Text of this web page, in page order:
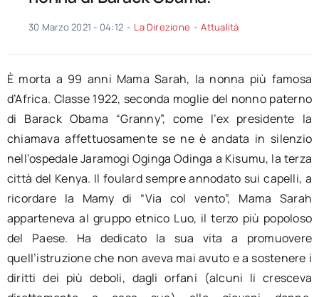
30 Marzo 2021 - 04:12 - La Direzione - Attualità
È morta a 99 anni Mama Sarah, la nonna più famosa
d’Africa. Classe 1922, seconda moglie del nonno paterno
di Barack Obama “Granny”, come l’ex presidente la
chiamava affettuosamente se ne è andata in silenzio
nell’ospedale Jaramogi Oginga Odinga a Kisumu, la terza
città del Kenya. Il foulard sempre annodato sui capelli, a
ricordare la Mamy di “Via col vento”, Mama Sarah
apparteneva al gruppo etnico Luo, il terzo più popoloso
del Paese. Ha dedicato la sua vita a promuovere
quell’istruzione che non aveva mai avuto e a sostenere i
diritti dei più deboli, dagli orfani (alcuni li cresceva